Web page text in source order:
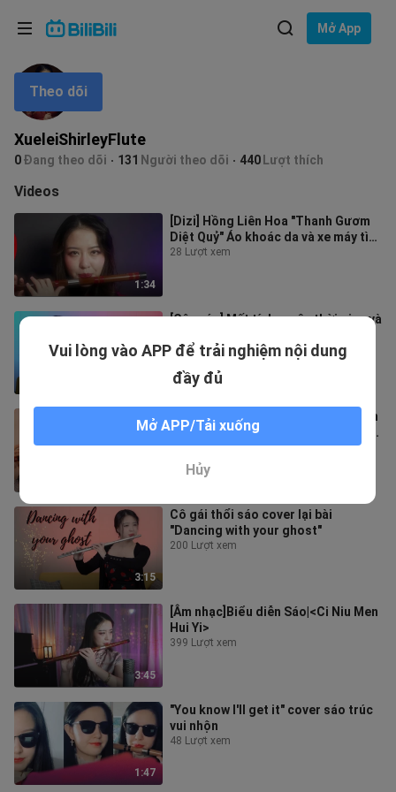
Mở App
XueleiShirleyFlute
0Đang theo dõi 131 Người theo dõi 440 Lượt thích
Theo dõi
Videos
1:34
[Dizi] Hồng Liên Hoa "Thanh Gươm
Diệt Quỷ" Áo khoác da và xe máy tìm
ở đâu?
28 Lượt xem
[Cây sáo] Mất tích xuyên thời gian và
1.8K Lượt xem
[Sáo] Bài hát Zaomen Tanjiro Thanh
Kiếm Diệt Qu〕Zomen Tanjiro のう
た"Song
15.8K Lượt xem
3:15
Cô gái thổi sáo cover lại bài
"Dancing with your ghost"
200 Lượt xem
3:45
[Âm nhạc]Biểu diễn Sáo|<Ci Niu Men
Hui Yi>
399 Lượt xem
1:47
"You know I'll get it" cover sáo trúc
vui nhộn
48 Lượt xem
Vui lòng vào APP để trải nghiệm nội dung
đầy đủ
Mở APP/Tải xuống
Hủy
Ngôn ngữ: Tiếng Việt
Lựa chọn ngôn ngữ
English
ภาษาไทย
Tiếng Việt
Bahasa Melayu